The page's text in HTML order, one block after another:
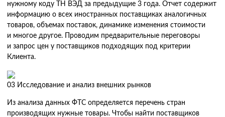
.
Грузоперевозки
Международные перевозки
Автомобильные перевозки
нужному коду ТН ВЭД за предыдущие 3 года. Отчет содержит
информацию о всех иностранных поставщиках аналогичных
товаров, объемах поставок, динамике изменения стоимости
и многое другое. Проводим предварительные переговоры
и запрос цен у поставщиков подходящих под критерии
Клиента.
03 Исследование и анализ внешних рынков
Из анализа данных ФТС определяется перечень стран
производящих нужные товары. Чтобы найти поставщиков